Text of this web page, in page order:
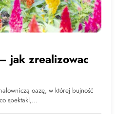
jak zrealizowac
oazę, w której bujność
spektakl,…